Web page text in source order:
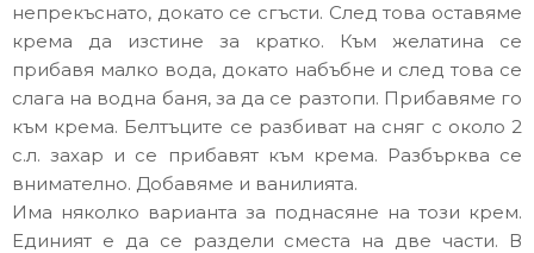
непрекъснато, докато се сгъсти. След това оставяме
крема да изстине за кратко. Към желатина се
прибавя малко вода, докато набъбне и след това се
слага на водна баня, за да се разтопи. Прибавяме го
към крема. Белтъците се разбиват на сняг с около 2
с.л. захар и се прибавят към крема. Разбърква се
внимателно. Добавяме и ванилията.
Има няколко варианта за поднасяне на този крем.
Единият е да се раздели сместа на две части. В